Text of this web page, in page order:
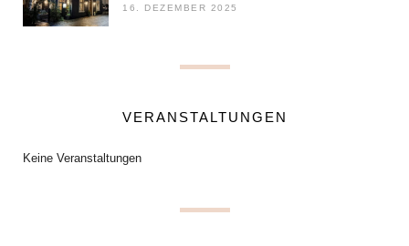
16. DEZEMBER 2025
VERANSTALTUNGEN
Keine Veranstaltungen